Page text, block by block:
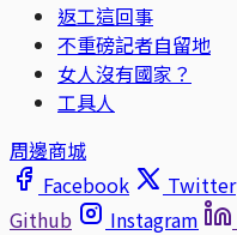
返工這回事
不重磅記者自留地
女人沒有國家？
工具人
周邊商城
Facebook
Twitter
Github
Instagram